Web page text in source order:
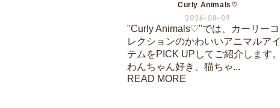
Curly Animals♡
2026-08-09
"Curly Animals♡"では、カーリーコ
レクションのかわいいアニマルアイ
テムをPICK UPしてご紹介します。
わんちゃん好き、猫ちゃ...
READ MORE